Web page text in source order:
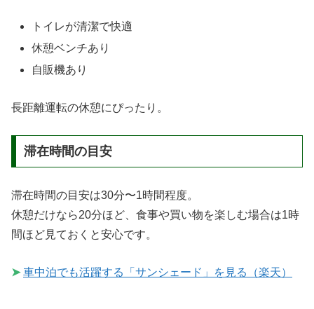
トイレが清潔で快適
休憩ベンチあり
自販機あり
長距離運転の休憩にぴったり。
滞在時間の目安
滞在時間の目安は30分〜1時間程度。
休憩だけなら20分ほど、食事や買い物を楽しむ場合は1時
間ほど見ておくと安心です。
➤ 車中泊でも活躍する「サンシェード」を見る（楽天）